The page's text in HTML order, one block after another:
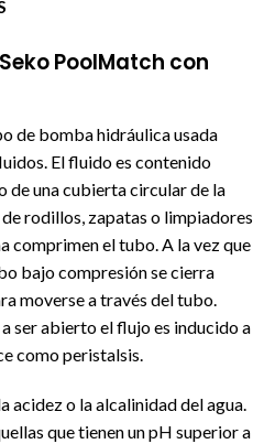
PoolMatch con
de bomba hidráulica usada
El fluido es contenido
una cubierta circular de la
rodillos, zapatas o limpiadores
comprimen el tubo. A la vez que
bajo compresión se cierra
moverse a través del tubo.
ser abierto el flujo es inducido a
como peristalsis.
acidez o la alcalinidad del agua.
que tienen un pH superior a